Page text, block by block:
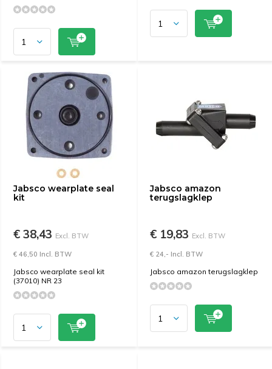
Jabsco wearplate seal
kit
€ 38,43 Excl. BTW
€ 46,50 Incl. BTW
Jabsco wearplate seal kit
(37010) NR 23
Jabsco amazon
terugslagklep
€ 19,83 Excl. BTW
€ 24,- Incl. BTW
Jabsco amazon terugslagklep